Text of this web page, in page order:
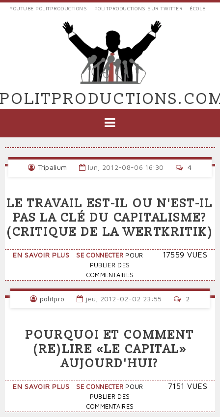
Aller
EXTERNES
POLIT'PRODUCTIONS
YOUTUBE POLITPRODUCTIONS POLITPRODUCTIONS SUR TWITTER ÉCOLE
PRINCIPALE
Tripalium lun, 2012-08-06 16:30 4
LE TRAVAIL EST-IL OU N'EST-IL
PAS LA CLÉ DU CAPITALISME?
(CRITIQUE DE LA WERTKRITIK)
EN SAVOIR PLUS SUR
TRAVAIL
IL
OU
PAS
LA
CLÉ
DU
(CRITIQUE
WERTKRITIK)
SE CONNECTER POUR
PUBLIER DES
COMMENTAIRES
17559 VUES
politpro jeu, 2012-02-02 23:55 2
POURQUOI ET COMMENT
(RE)LIRE «LE CAPITAL»
AUJOURD'HUI?
EN SAVOIR PLUS SUR
POURQUOI
SE CONNECTER POUR
PUBLIER DES
COMMENTAIRES
7151 VUES